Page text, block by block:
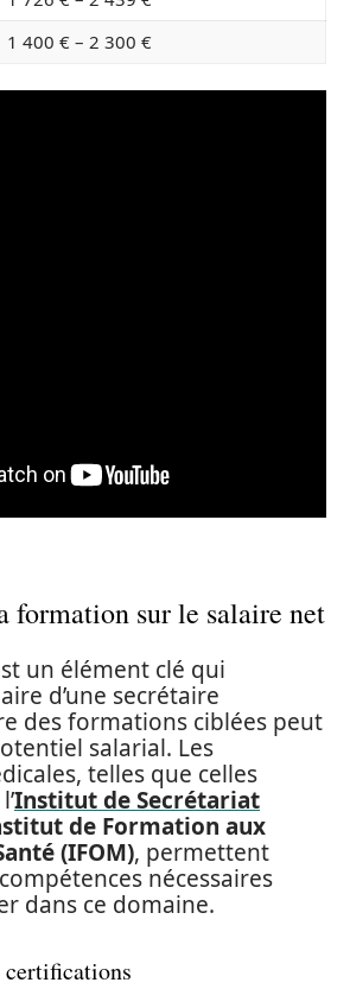
1 400 € – 2 300 €
formation sur le salaire net
un élément clé qui
d’une secrétaire
des formations ciblées peut
salarial. Les
telles que celles
Institut de Secrétariat
de Formation aux
(IFOM), permettent
nécessaires
dans ce domaine.